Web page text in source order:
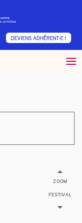
DEVIENS ADHÉRENT·E !
ZOOM
FESTIVAL